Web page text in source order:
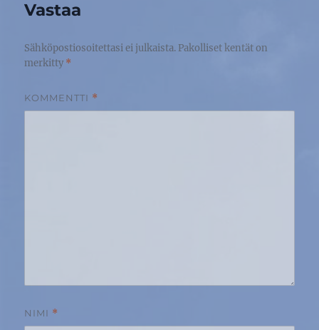
Vastaa
Sähköpostiosoitettasi ei julkaista. Pakolliset kentät on
merkitty*
KOMMENTTI *
NIMI *